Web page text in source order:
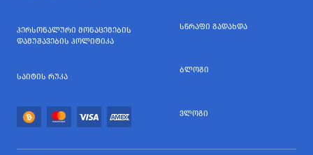
ᲞᲔᲠᲡᲝᲜᲐᲚᲣᲠᲘ ᲛᲝᲜᲐᲪᲔᲛᲔᲑᲘᲡ
ᲓᲐᲛᲣᲨᲐᲕᲔᲑᲘᲡ ᲞᲝᲚᲘᲢᲘᲙᲐ
ᲡᲐᲘᲢᲘᲡ ᲠᲣᲙᲐ
ᲡᲬᲠᲐᲤᲘ ᲒᲐᲓᲐᲮᲓᲐ
ᲑᲚᲝᲒᲘ
ᲕᲚᲝᲒᲘ